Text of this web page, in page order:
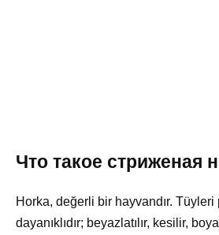
Что такое стриженая
Нorka, değerli bir hayvandır. Tüyleri
dayanıklıdır; beyazlatılır, kesilir,